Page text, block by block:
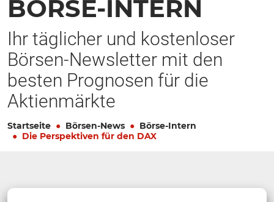
BÖRSE-INTERN
Ihr täglicher und kostenloser
Börsen-Newsletter mit den
besten Prognosen für die
Aktienmärkte
Startseite Börsen-News
Börse-Intern
Die Perspektiven für den DAX